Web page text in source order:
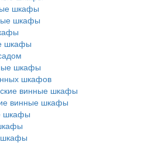
шкафы
шкафы
шкафы
шкафы
шкафов
винные шкафы
винные шкафы
шкафы